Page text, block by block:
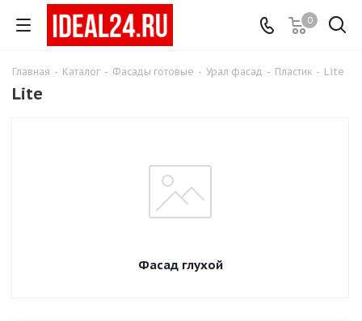
0
Главная - Каталог - Фасады готовые - Урал фасад - Пластик - Lite
Lite
Фасад глухой